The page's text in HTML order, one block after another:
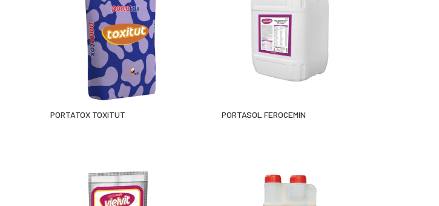
PORTATOX TOXITUT PORTASOL FEROCEMIN